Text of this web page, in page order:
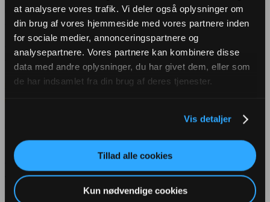
at analysere vores trafik. Vi deler også oplysninger om
din brug af vores hjemmeside med vores partnere inden
for sociale medier, annonceringspartnere og
analysepartnere. Vores partnere kan kombinere disse
data med andre oplysninger, du har givet dem, eller som
de har indsamlet fra din brug af deres tjenester.
Vis detaljer
Tillad alle cookies
Kun nødvendige cookies
Køler til drikkevarer | Ølkrus | Oppustelig
Varenr.: 13938
Læs mere
Lagkageflag i silikone | Royal Series
Varenr.: 13717